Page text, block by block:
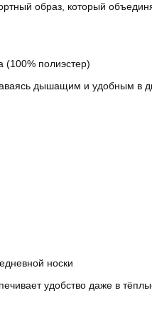
образ, который
(100% полиэстер)
дышащим и удобным в
носки
удобство даже в